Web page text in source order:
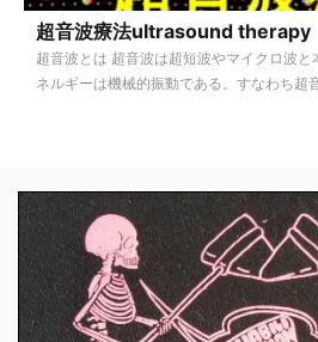
超音波療法ultrasound therapy
超音波とは 超音波は超短波やマイクロ波
ネルギーは機械的振動である。すなわち超